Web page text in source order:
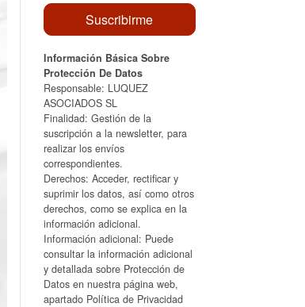
Información Básica Sobre
Protección De Datos
Responsable: LUQUEZ
ASOCIADOS SL
Finalidad: Gestión de la
suscripción a la newsletter, para
realizar los envíos
correspondientes.
Derechos: Acceder, rectificar y
suprimir los datos, así como otros
derechos, como se explica en la
información adicional.
Información adicional: Puede
consultar la información adicional
y detallada sobre Protección de
Datos en nuestra página web,
apartado Política de Privacidad